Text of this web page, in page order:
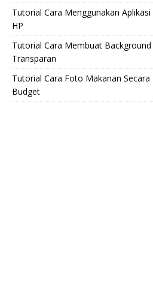
Tutorial Cara Menggunakan
HP
Tutorial Cara Membuat
Transparan
Tutorial Cara Foto Makanan
Budget